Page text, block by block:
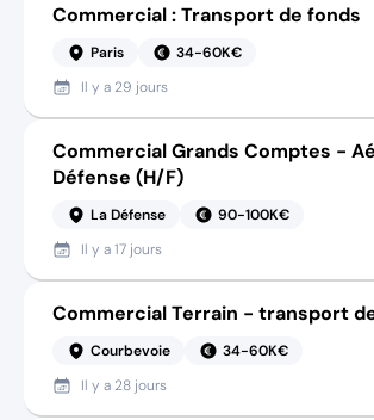
Commercial : Transport de fonds
Paris
34-60K€
Il y a 29 jours
Commercial Grands Comptes -
Défense (H/F)
La Défense
90-100K€
Il y a17 jours
Commercial Terrain - transport
Courbevoie
34-60K€
Il y a 28 jours